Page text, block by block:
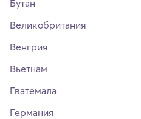
Бутан
Великобритания
Венгрия
Вьетнам
Гватемала
Германия